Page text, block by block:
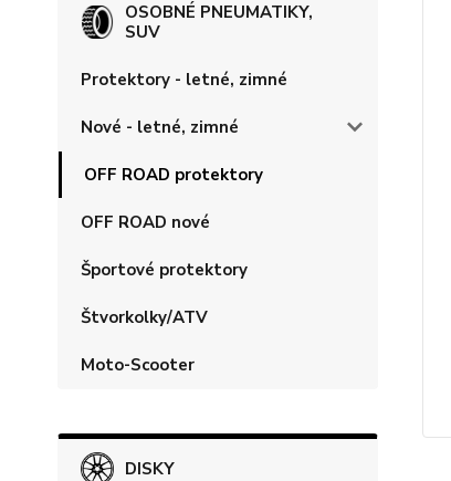
OSOBNÉ PNEUMATIKY,
SUV
Protektory - letné, zimné
Nové - letné, zimné
OFF ROAD protektory
OFF ROAD nové
Športové protektory
Štvorkolky/ATV
Moto-Scooter
DISKY